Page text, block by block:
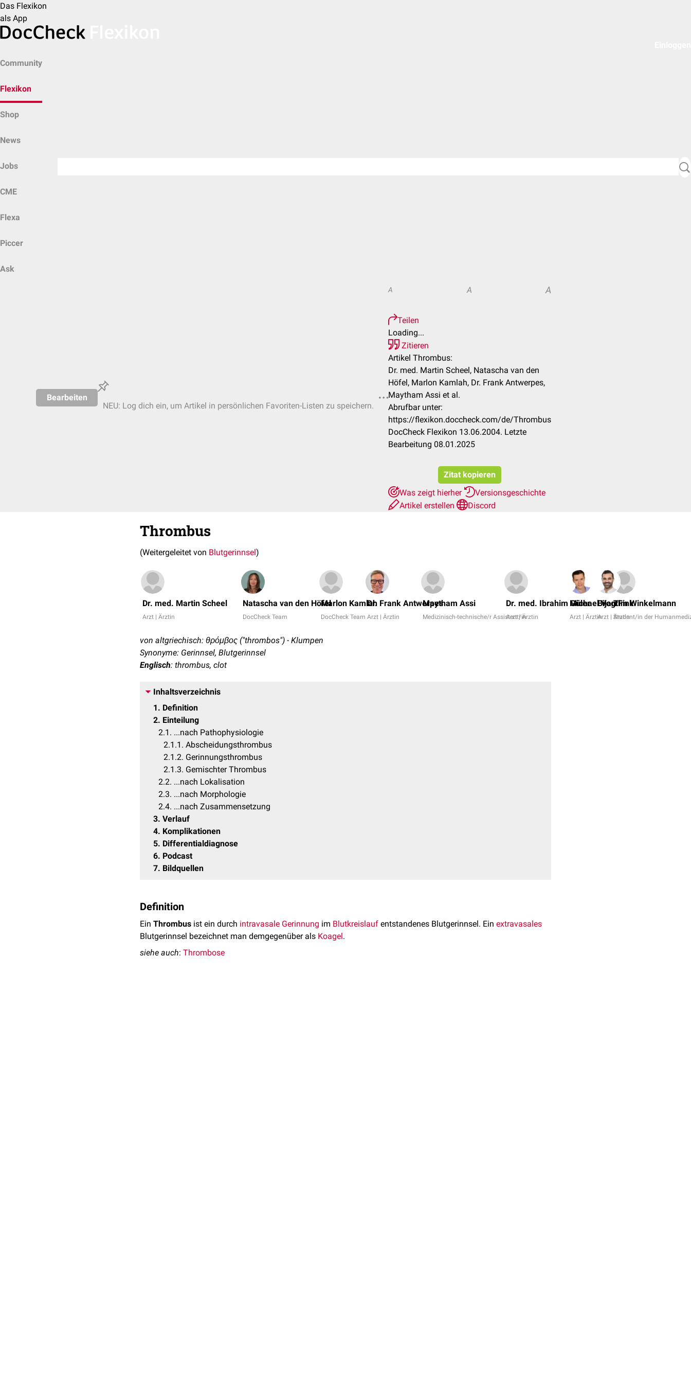
Das Flexikon
als App
Community
Flexikon
Shop
News
Jobs
CME
Flexa
Piccer
Ask
Bearbeiten
NEU: Log dich ein, um Artikel in persönlichen Favoriten-Listen zu speichern.
A A A
Teilen
Loading...
Zitieren
Artikel Thrombus:
Dr. med. Martin Scheel, Natascha van den
Höfel, Marlon Kamlah, Dr. Frank Antwerpes,
Maytham Assi et al.
Abrufbar unter:
https://flexikon.doccheck.com/de/Thrombus
DocCheck Flexikon 13.06.2004. Letzte
Bearbeitung 08.01.2025
Zitat kopieren
Was zeigt hierher
Versionsgeschichte
Artikel erstellen
Discord
Thrombus
(Weitergeleitet von Blutgerinnsel)
Dr. med. Martin Scheel
Arzt | Ärztin
Natascha van den Höfel
DocCheck Team
Marlon Kamlah
DocCheck Team
Dr. Frank Antwerpes
Arzt | Ärztin
Maytham Assi
Medizinisch-technische/r Assistent/in
Dr. med. Ibrahim Güler
Arzt | Ärztin
Michael Vogt
Arzt | Ärztin
Bijan Fink
Arzt | Ärztin
Tim Winkelmann
Student/in der
von altgriechisch: θρόμβος ("thrombos") - Klumpen
Synonyme: Gerinnsel, Blutgerinnsel
Englisch: thrombus, clot
Inhaltsverzeichnis
1
Definition
2 Einteilung
2.1
...nach Pathophysiologie
2.1.1 Abscheidungsthrombus
2.1.2 Gerinnungsthrombus
2.1.3 Gemischter Thrombus
2.2 ...nach Lokalisation
2.3 ...nach Morphologie
2.4 ...nach Zusammensetzung
3 Verlauf
4 Komplikationen
5 Differentialdiagnose
6 Podcast
7 Bildquellen
Definition
Ein Thrombus ist ein durch intravasale Gerinnung im Blutkreislauf entstandenes Blutgerinnsel. Ein extravasales
Blutgerinnsel bezeichnet man demgegenüber als Koagel.
siehe auch: Thrombose